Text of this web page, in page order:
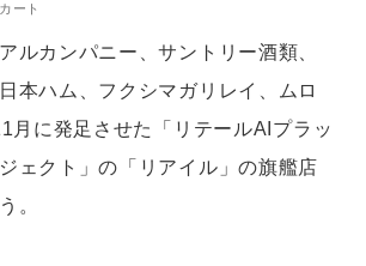
ート
ルカンパニー、サントリー酒類、
本ハム、フクシマガリレイ、ムロ
月に発足させた「リテールAIプラッ
ェクト」の「リアイル」の旗艦店
。